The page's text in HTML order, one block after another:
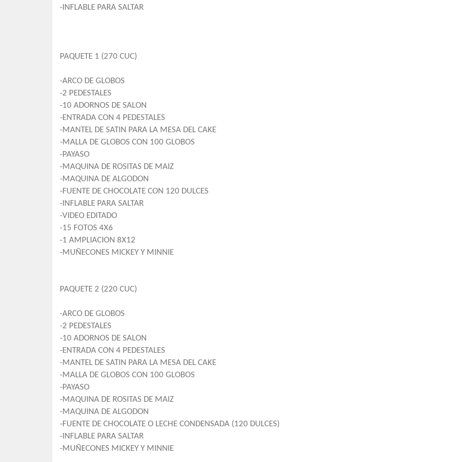
-INFLABLE PARA SALTAR
PAQUETE 1 (270 CUC)
-ARCO DE GLOBOS
-2 PEDESTALES
-10 ADORNOS DE SALON
-ENTRADA CON 4 PEDESTALES
-MANTEL DE SATIN PARA LA MESA DEL CAKE
-MALLA DE GLOBOS CON 100 GLOBOS
-PAYASO
-MAQUINA DE ROSITAS DE MAIZ
-MAQUINA DE ALGODON
-FUENTE DE CHOCOLATE CON 120 DULCES
-INFLABLE PARA SALTAR
-VIDEO EDITADO
-15 FOTOS 4X6
-1 AMPLIACION 8X12
-MUÑECONES MICKEY Y MINNIE
PAQUETE 2 (220 CUC)
-ARCO DE GLOBOS
-2 PEDESTALES
-10 ADORNOS DE SALON
-ENTRADA CON 4 PEDESTALES
-MANTEL DE SATIN PARA LA MESA DEL CAKE
-MALLA DE GLOBOS CON 100 GLOBOS
-PAYASO
-MAQUINA DE ROSITAS DE MAIZ
-MAQUINA DE ALGODON
-FUENTE DE CHOCOLATE O LECHE CONDENSADA (120 DULCES)
-INFLABLE PARA SALTAR
-MUÑECONES MICKEY Y MINNIE